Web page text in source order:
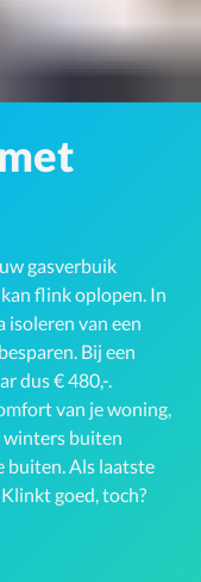
gasverbuik
flink oplopen. In
isoleren van een
Bij een
dus € 480,-.
van je woning,
winters buiten
buiten. Als laatste
goed, toch?